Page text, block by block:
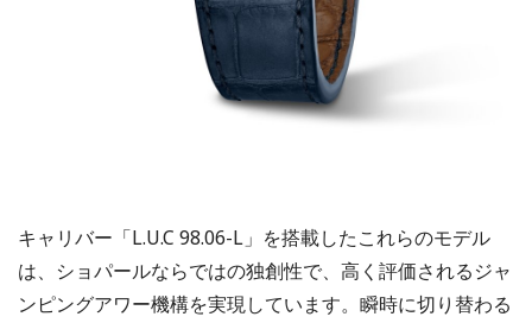
キャリバー「L.U.C 98.06-L」を搭載したこれらのモデル
は、ショパールならではの独創性で、高く評価されるジャ
ンピングアワー機構を実現しています。瞬時に切り替わる